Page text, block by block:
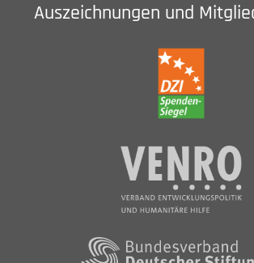
Auszeichnungen und